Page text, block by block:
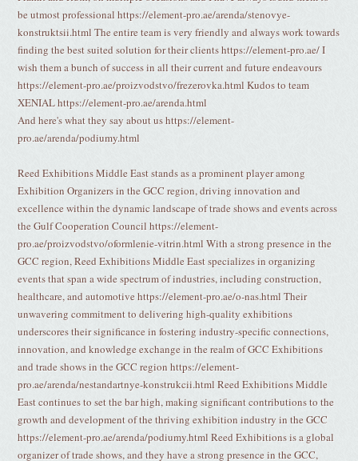
be utmost professional https://element-pro.ae/arenda/stenovye-
konstruktsii.html The entire team is very friendly and always work towards
finding the best suited solution for their clients https://element-pro.ae/ I
wish them a bunch of success in all their current and future endeavours
https://element-pro.ae/proizvodstvo/frezerovka.html Kudos to team
XENIAL https://element-pro.ae/arenda.html
And here's what they say about us https://element-
pro.ae/arenda/podiumy.html
Reed Exhibitions Middle East stands as a prominent player among
Exhibition Organizers in the GCC region, driving innovation and
excellence within the dynamic landscape of trade shows and events across
the Gulf Cooperation Council https://element-
pro.ae/proizvodstvo/oformlenie-vitrin.html With a strong presence in the
GCC region, Reed Exhibitions Middle East specializes in organizing
events that span a wide spectrum of industries, including construction,
healthcare, and automotive https://element-pro.ae/o-nas.html Their
unwavering commitment to delivering high-quality exhibitions
underscores their significance in fostering industry-specific connections,
innovation, and knowledge exchange in the realm of GCC Exhibitions
and trade shows in the GCC region https://element-
pro.ae/arenda/nestandartnye-konstrukcii.html Reed Exhibitions Middle
East continues to set the bar high, making significant contributions to the
growth and development of the thriving exhibition industry in the GCC
https://element-pro.ae/arenda/podiumy.html Reed Exhibitions is a global
organizer of trade shows, and they have a strong presence in the GCC,